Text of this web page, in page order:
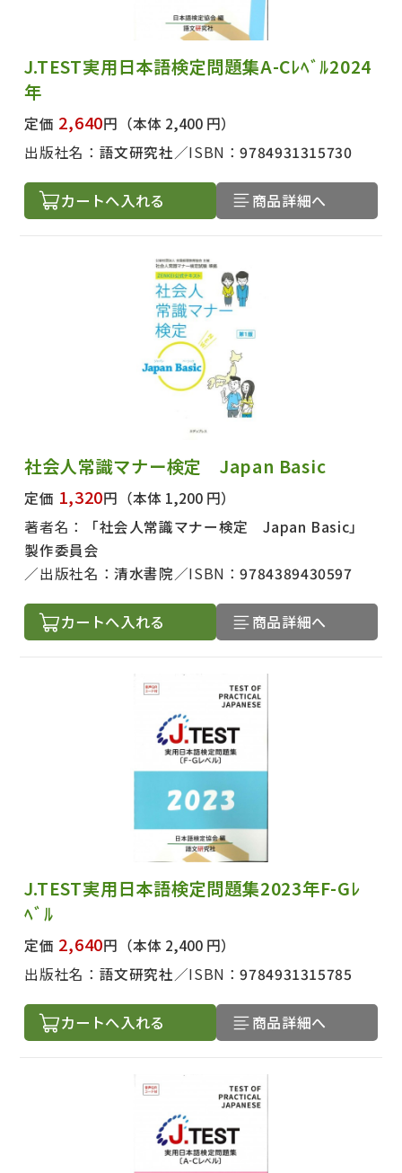
J.TEST実用日本語検定問題集A-Cﾚﾍﾞﾙ2024
年
定価 2,640円 （本体 2,400 円）
出版社名： 語文研究社 ISBN：9784931315730
カートへ入れる 商品詳細へ
社会人常識マナー検定 Japan Basic
定価 1,320円 （本体 1,200 円）
著者名：
「社会人常識マナー検定 Japan Basic」
製作委員会
出版社名：清水書院 ISBN：9784389430597
カートへ入れる 商品詳細へ
J.TEST実用日本語検定問題集2023年F-Gﾚ
ﾍﾞﾙ
定価 2,640円 （本体 2,400 円）
出版社名： 語文研究社 ISBN：9784931315785
カートへ入れる 商品詳細へ